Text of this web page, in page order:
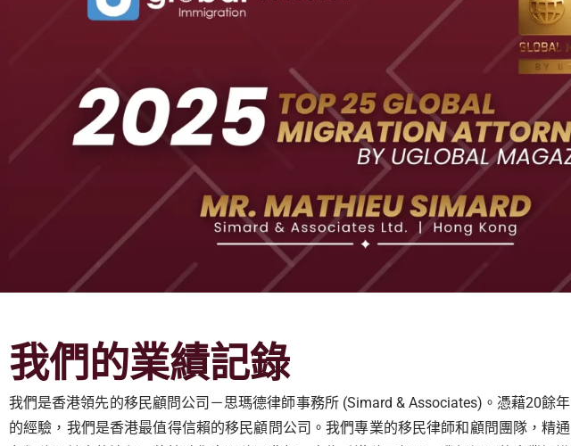
我們的業績記錄
我們是香港領先的移民顧問公司－思瑪德律師事務所 (Simard & Associates)。憑藉20餘年
的經驗，我們是香港最值得信賴的移民顧問公司。我們專業的移民律師和顧問團隊，精通